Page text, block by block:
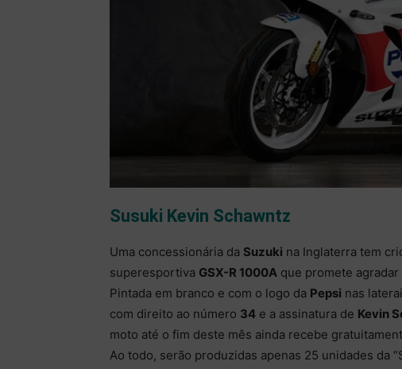
Susuki Kevin Schawntz
Uma concessionária da Suzuki na Inglaterra tem
superesportiva GSX-R 1000A que promete
Pintada em branco e com o logo da Pepsi nas
com direito ao número 34 e a assinatura de Kevin
moto até o fim deste mês ainda recebe
Ao todo, serão produzidas apenas 25 unidades da